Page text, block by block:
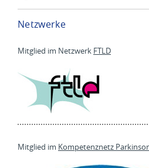
Netzwerke
Mitglied im Netzwerk FTLD
Mitglied im Kompetenznetz